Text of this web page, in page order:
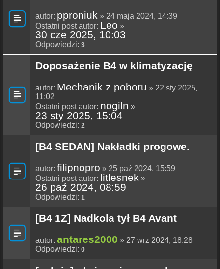
autor: pproniuk » 24 maja 2024, 14:39
Ostatni post autor: Leo »
30 cze 2025, 10:03
Odpowiedzi: 3
Doposażenie B4 w klimatyzację
autor: Mechanik z poboru » 22 sty 2025,
11:02
Ostatni post autor: nogiln »
23 sty 2025, 15:04
Odpowiedzi: 2
[B4 SEDAN] Nakładki progowe.
autor: filipnopro » 25 paź 2024, 15:59
Ostatni post autor: litlesnek »
26 paź 2024, 08:59
Odpowiedzi: 1
[B4 1Z] Nadkola tył B4 Avant
autor: antares2000 » 27 wrz 2024, 18:28
Odpowiedzi: 0